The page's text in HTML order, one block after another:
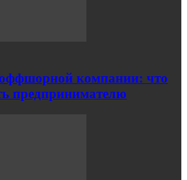
компании: что
предпринимателю